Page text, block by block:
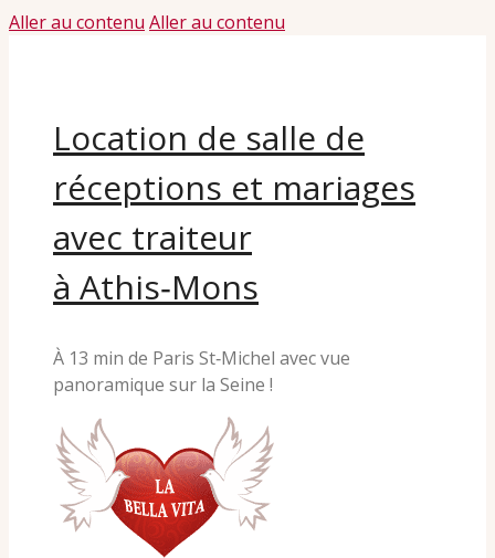
Aller au contenu Aller au contenu
Location de salle de
réceptions et mariages
avec traiteur
à Athis‑Mons
À 13 min de Paris St‑Michel avec vue
panoramique sur la Seine !